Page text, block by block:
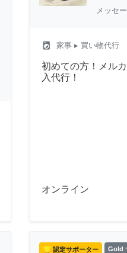
メッセ
local_laundry_service 家事▸ 買い物代行
初めての方！メル
入代行！
オンライン
認定サポーター Gold